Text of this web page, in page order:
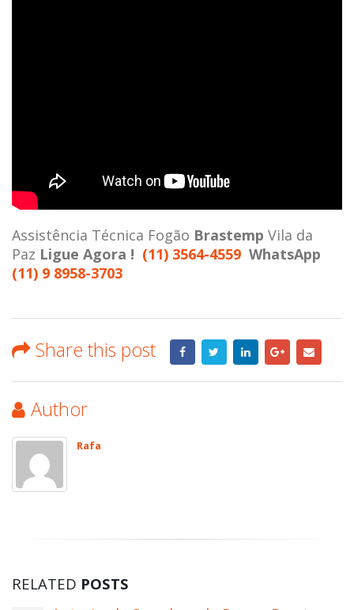
Assistência Técnica Fogão Brastemp Vila da
Paz Ligue Agora ! (11) 3564-4559 WhatsApp
(11) 9 8958-3703
Share this post
Author
Rafa
RELATED POSTS